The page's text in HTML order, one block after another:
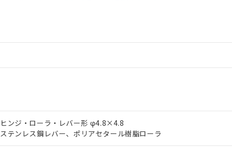
ヒンジ・ローラ・レバー形 φ4.8×4.8
ステンレス鋼レバー、ポリアセタール樹脂ローラ